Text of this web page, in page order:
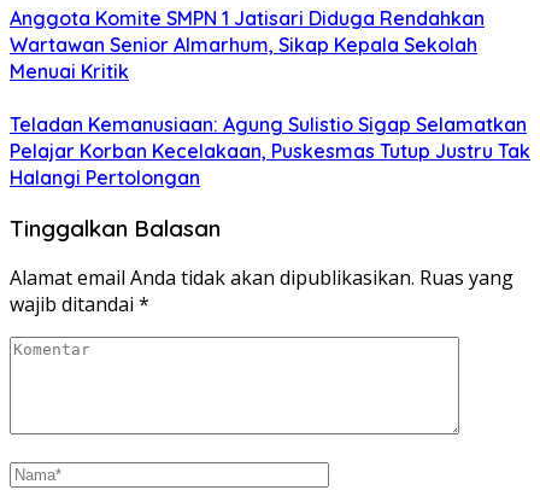
Anggota Komite SMPN 1 Jatisari Diduga Rendahkan
Wartawan Senior Almarhum, Sikap Kepala Sekolah
Menuai Kritik
Teladan Kemanusiaan: Agung Sulistio Sigap Selamatkan
Pelajar Korban Kecelakaan, Puskesmas Tutup Justru Tak
Halangi Pertolongan
Tinggalkan Balasan
Alamat email Anda tidak akan dipublikasikan. Ruas yang
wajib ditandai *